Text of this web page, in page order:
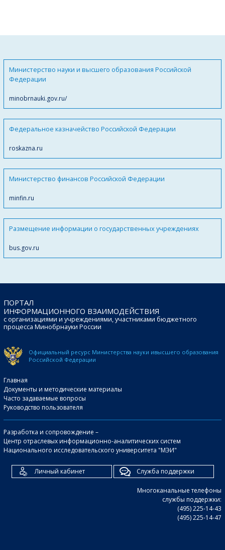
Министерство науки и высшего образования Российской
Федерации
minobrnauki.gov.ru/
Федеральное казначейство Российской Федерации
roskazna.ru
Министерство финансов Российской Федерации
minfin.ru
Размещение информации о государственных учреждениях
bus.gov.ru
ПОРТАЛ
ИНФОРМАЦИОННОГО ВЗАИМОДЕЙСТВИЯ
с организациями и учреждениями, участниками бюджетного
процесса Минобрнауки России
Официальный ресурс Министерства науки ивысшего образования
Российской Федерации
Главная
Документы и методические материалы
Часто задаваемые вопросы
Руководство пользователя
Разработка и сопровождение –
Центр отраслевых информационно-аналитических систем
Национального исследовательского университета "МЭИ"
Личный кабинет Служба поддержки
Многоканальные телефоны
службы поддержки:
(495) 225-14-43
(495) 225-14-47